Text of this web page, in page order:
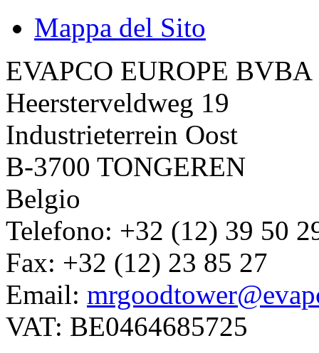
Mappa del Sito
EVAPCO EUROPE BVBA
Heersterveldweg 19
Industrieterrein Oost
B-3700 TONGEREN
Belgio
Telefono: +32 (12) 39 50
Fax: +32 (12) 23 85 27
Email:
VAT: BE0464685725